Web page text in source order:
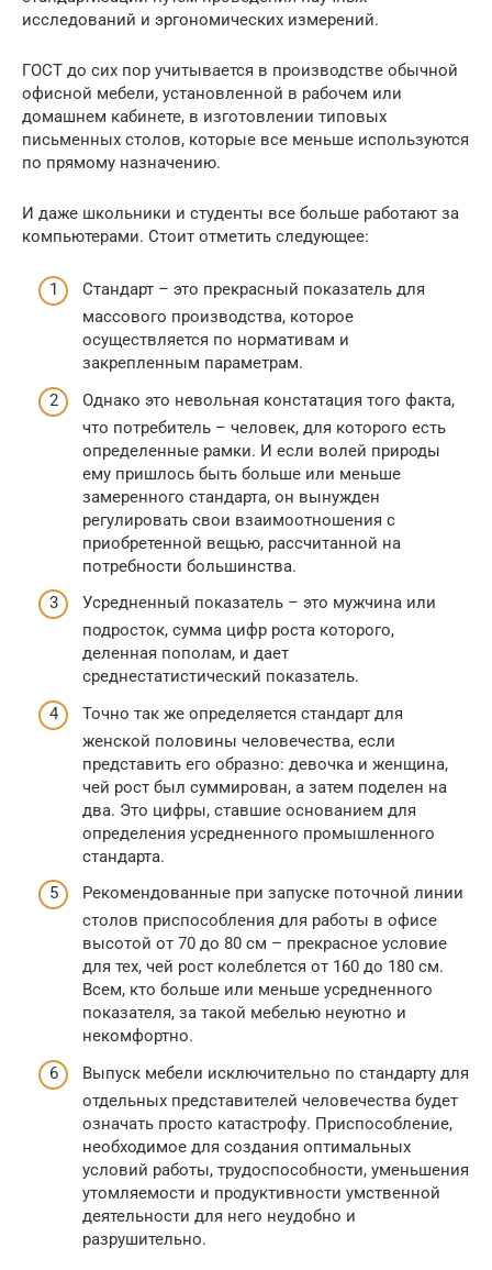
исследований и эргономических измерений.
ГОСТ до сих пор учитывается в производстве обычной
офисной мебели, установленной в рабочем или
домашнем кабинете, в изготовлении типовых
письменных столов, которые все меньше используются
по прямому назначению.
И даже школьники и студенты все больше работают за
компьютерами. Стоит отметить следующее:
Стандарт – это прекрасный показатель для
массового производства, которое
осуществляется по нормативам и
закрепленным параметрам.
Однако это невольная констатация того факта,
что потребитель – человек, для которого есть
определенные рамки. И если волей природы
ему пришлось быть больше или меньше
замеренного стандарта, он вынужден
регулировать свои взаимоотношения с
приобретенной вещью, рассчитанной на
потребности большинства.
Усредненный показатель – это мужчина или
подросток, сумма цифр роста которого,
деленная пополам, и дает
среднестатистический показатель.
Точно так же определяется стандарт для
женской половины человечества, если
представить его образно: девочка и женщина,
чей рост был суммирован, а затем поделен на
два. Это цифры, ставшие основанием для
определения усредненного промышленного
стандарта.
Рекомендованные при запуске поточной линии
столов приспособления для работы в офисе
высотой от 70 до 80 см – прекрасное условие
для тех, чей рост колеблется от 160 до 180 см.
Всем, кто больше или меньше усредненного
показателя, за такой мебелью неуютно и
некомфортно.
Выпуск мебели исключительно по стандарту для
отдельных представителей человечества будет
означать просто катастрофу. Приспособление,
необходимое для создания оптимальных
условий работы, трудоспособности, уменьшения
утомляемости и продуктивности умственной
деятельности для него неудобно и
разрушительно.